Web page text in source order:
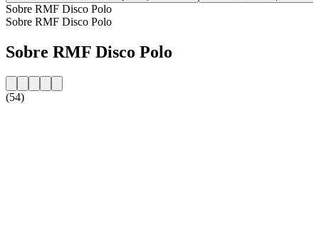
Sobre RMF Disco Polo
Sobre RMF Disco Polo
Sobre RMF Disco Polo
(54)